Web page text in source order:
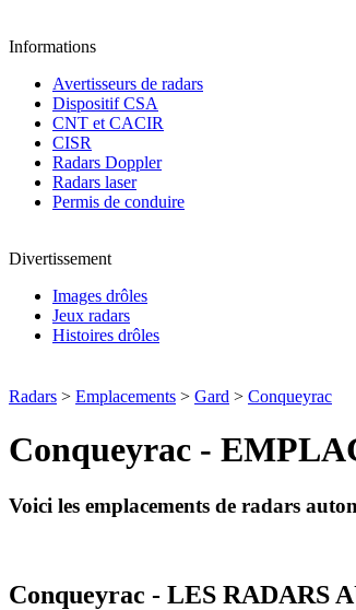
Informations
Avertisseurs de radars
Dispositif CSA
CNT et CACIR
CISR
Radars Doppler
Radars laser
Permis de conduire
Divertissement
Images drôles
Jeux radars
Histoires drôles
Radars > Emplacements > Gard > Conqueyrac
Conqueyrac -
Voici les emplacements de radars
Conqueyrac - LES RADARS